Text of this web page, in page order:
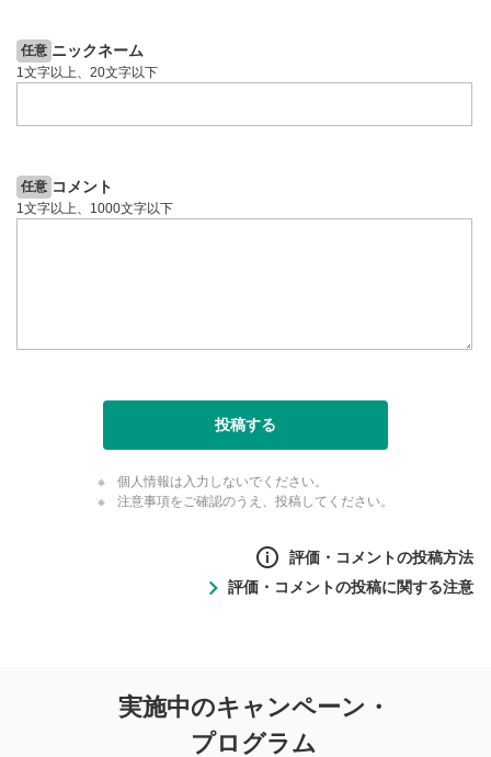
任意 ニックネーム
1文字以上、20文字以下
任意 コメント
1文字以上、1000文字以下
投稿する
個人情報は入力しないでください。
注意事項をご確認のうえ、投稿してください。
評価・コメントの投稿方法
評価・コメントの投稿に関する注意
投稿に関する注意
実施中のキャンペーン・
プログラム